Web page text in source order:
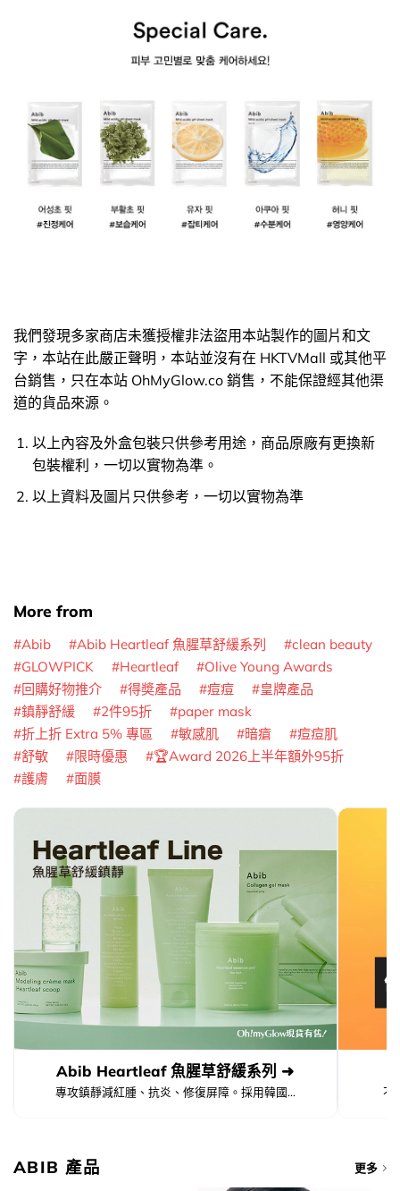
我們發現多家商店未獲授權非法盜用本站製作的圖片和文
字，本站在此嚴正聲明，本站並沒有在 HKTVMall 或其他平
台銷售，只在本站 OhMyGlow.co 銷售，不能保證經其他渠
道的貨品來源。
以上內容及外盒包裝只供參考用途，商品原廠有更換新
包裝權利，一切以實物為準。
以上資料及圖片只供參考，一切以實物為準
More from
Abib Abib Heartleaf 魚腥草舒緩系列
clean beauty
GLOWPICK
Heartleaf
Olive Young Awards
回購好物推介
得奬產品 痘痘
皇牌產品
鎮靜舒緩
2件95折
paper mask
折上折 Extra 5% 專區
敏感肌 暗瘡
痘痘肌
舒敏
限時優惠
🏆Award 2026上半年額外95折
護膚
面膜
Abib Heartleaf 魚腥草舒緩系列 ➜
專攻鎮靜減紅腫、抗炎、修復屏障。採用韓國... 不
ABIB 產品 更多